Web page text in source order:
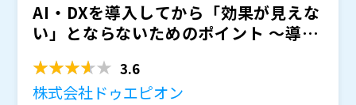
AI・DXを導入してから「効果が見えな
い」とならないためのポイント 〜導入
3.6
株式会社ドゥエピオン